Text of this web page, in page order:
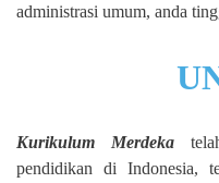
administrasi umum, anda
Kurikulum Merdeka
pendidikan di Indonesia,